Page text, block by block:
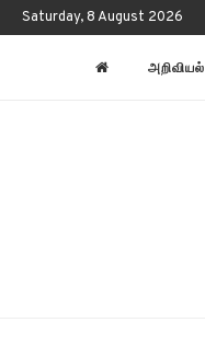
Saturday, 8 August 2026
அறிவியல்